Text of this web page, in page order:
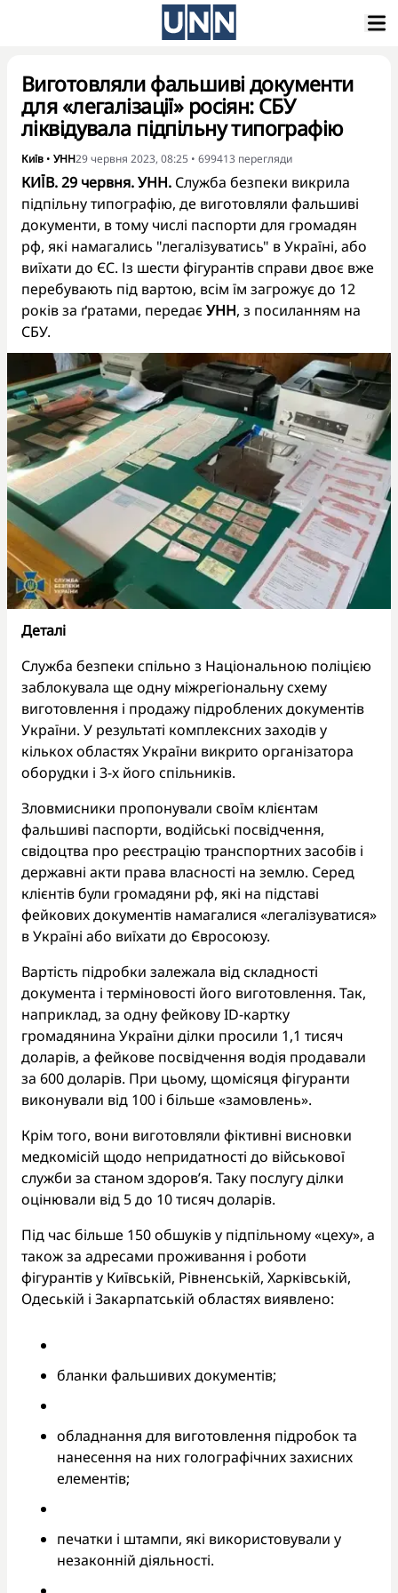
Виготовляли фальшиві документи
для «легалізації» росіян: СБУ
ліквідувала підпільну типографію
Київ • УНН29 червня 2023, 08:25 • 699413 перегляди
КИЇВ. 29 червня. УНН. Служба безпеки викрила
підпільну типографію, де виготовляли фальшиві
документи, в тому числі паспорти для громадян
рф, які намагались "легалізуватись" в Україні, або
виїхати до ЄС. Із шести фігурантів справи двоє вже
перебувають під вартою, всім їм загрожує до 12
років за ґратами, передає УНН, з посиланням на
СБУ.
Деталі
Служба безпеки спільно з Національною поліцією
заблокувала ще одну міжрегіональну схему
виготовлення і продажу підроблених документів
України. У результаті комплексних заходів у
кількох областях України викрито організатора
оборудки і 3-х його спільників.
Зловмисники пропонували своїм клієнтам
фальшиві паспорти, водійські посвідчення,
свідоцтва про реєстрацію транспортних засобів і
державні акти права власності на землю. Серед
клієнтів були громадяни рф, які на підставі
фейкових документів намагалися «легалізуватися»
в Україні або виїхати до Євросоюзу.
Вартість підробки залежала від складності
документа і терміновості його виготовлення. Так,
наприклад, за одну фейкову ID-картку
громадянина України ділки просили 1,1 тисяч
доларів, а фейкове посвідчення водія продавали
за 600 доларів. При цьому, щомісяця фігуранти
виконували від 100 і більше «замовлень».
Крім того, вони виготовляли фіктивні висновки
медкомісій щодо непридатності до військової
служби за станом здоров’я. Таку послугу ділки
оцінювали від 5 до 10 тисяч доларів.
Під час більше 150 обшуків у підпільному «цеху», а
також за адресами проживання і роботи
фігурантів у Київській, Рівненській, Харківській,
Одеській і Закарпатській областях виявлено:
бланки фальшивих документів;
обладнання для виготовлення підробок та
нанесення на них голографічних захисних
елементів;
печатки і штампи, які використовували у
незаконній діяльності.